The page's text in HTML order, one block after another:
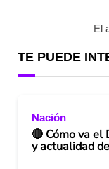
El
TE PUEDE
Nación
🔴 Cómo va el
y actualidad